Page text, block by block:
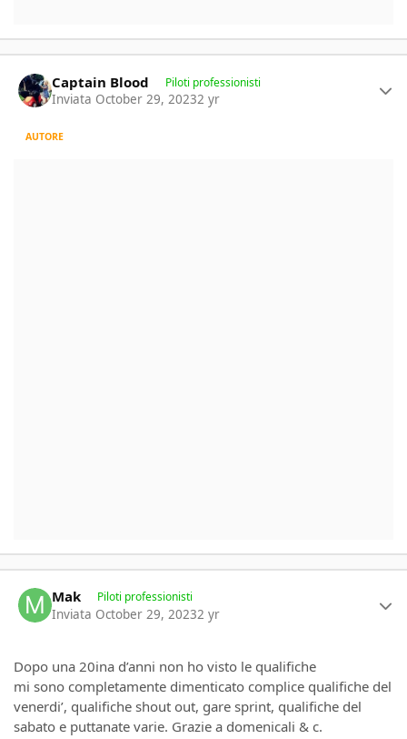
Captain Blood Piloti professionisti
Inviata October 29, 20232 yr
AUTORE
Mak Piloti professionisti
Inviata October 29, 20232 yr
Dopo una 20ina d’anni non ho visto le qualifiche
mi sono completamente dimenticato complice qualifiche del
venerdi’, qualifiche shout out, gare sprint, qualifiche del
sabato e puttanate varie. Grazie a domenicali & c.